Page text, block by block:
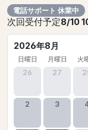
電話サポート 休業中
次回受付予定8/10
2026年8月
日曜日 月曜日 火
26 27
2 3